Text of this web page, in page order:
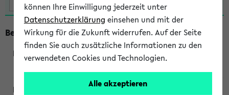
Beginn um 10 Uhr
können Ihre Einwilligung jederzeit unter
Datenschutzerklärung einsehen und mit der
Wirkung für die Zukunft widerrufen. Auf der Seite
finden Sie auch zusätzliche Informationen zu den
verwendeten Cookies und Technologien.
Alle akzeptieren